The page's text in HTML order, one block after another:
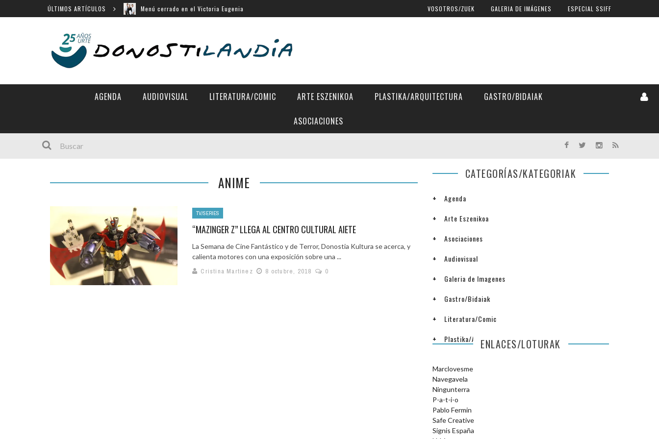
ÚLTIMOS ARTÍCULOS
Menú cerrado en el Victoria Eugenia
«Búnker», en Sección Oficial de Venecia
Movistar Plus apuesta por SSIFF
VOSOTROS/ZUEK GALERIA DE IMÁGENES ESPECIAL SSIFF
AGENDA AUDIOVISUAL LITERATURA/COMIC ARTE ESZENIKOA PLASTIKA/ARQUITECTURA GASTRO/BIDAIAK
ASOCIACIONES
ANIME
TV/SERIES
“MAZINGER Z” LLEGA AL CENTRO CULTURAL AIETE
La Semana de Cine Fantástico y de Terror, Donostia Kultura se acerca, y
calienta motores con una exposición sobre una ...
Cristina Martinez
8 octubre, 2018 0
CATEGORÍAS/KATEGORIAK
Agenda
Arte Eszenikoa
Asociaciones
Audiovisual
Galeria de Imagenes
Gastro/Bidaiak
Literatura/Comic
Plastika/ArquitecturaENLACES/LOTURAK
Marclovesme
Navegavela
Ningunterra
P-a-t-i-o
Pablo Fermin
Safe Creative
Signis España